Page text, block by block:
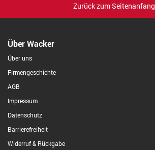
Zurück zum Seitenanfang
Über Wacker
Über uns
Firmengeschichte
AGB
Impressum
Datenschutz
Barrierefreiheit
Widerruf & Rückgabe